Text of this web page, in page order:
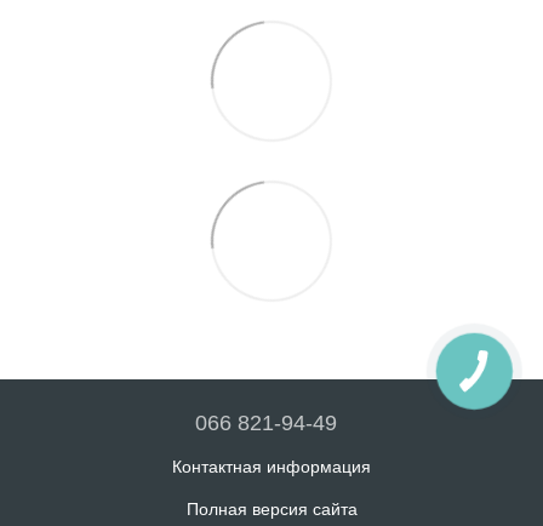
066 821-94-49
Контактная информация
Полная версия сайта